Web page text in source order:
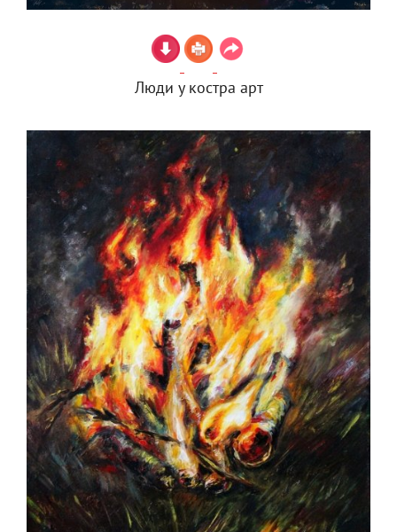
Люди у костра арт